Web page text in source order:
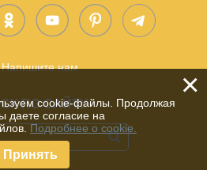
Напишите нам
ПО САЙТУ
×
cookie-файлы. Продолжая
даете согласие на
Подробнее о cookie.
Принять